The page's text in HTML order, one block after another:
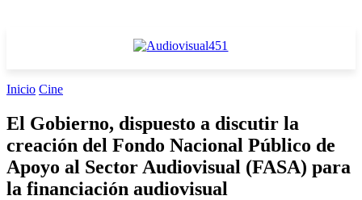
Inicio Cine
El Gobierno, dispuesto a discutir la
creación del Fondo Nacional Público de
Apoyo al Sector Audiovisual (FASA) para
la financiación audiovisual